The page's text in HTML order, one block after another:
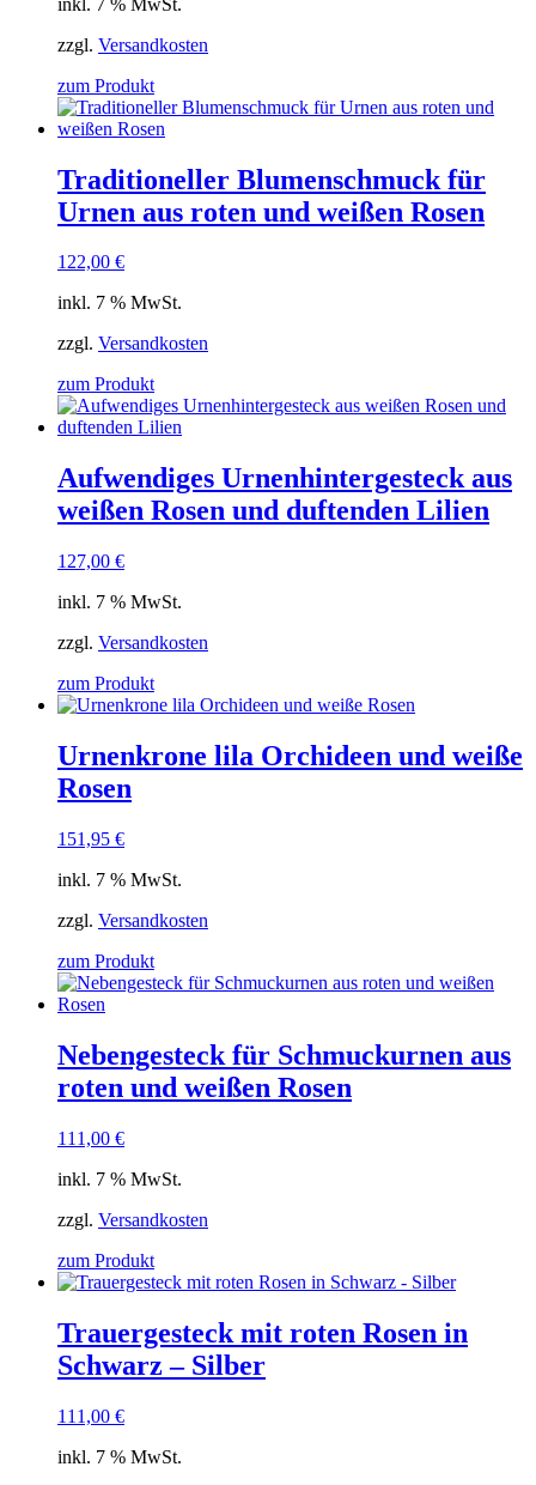
zzgl. Versandkosten
zum Produkt
Traditioneller Blumenschmuck für
Urnen aus roten und weißen Rosen
122,00 €
inkl. 7 % MwSt.
zzgl. Versandkosten
zum Produkt
Aufwendiges Urnenhintergesteck aus
weißen Rosen und duftenden Lilien
127,00 €
inkl. 7 % MwSt.
zzgl. Versandkosten
zum Produkt
Urnenkrone lila Orchideen und weiße
Rosen
151,95 €
inkl. 7 % MwSt.
zzgl. Versandkosten
zum Produkt
Nebengesteck für Schmuckurnen aus
roten und weißen Rosen
111,00 €
inkl. 7 % MwSt.
zzgl. Versandkosten
zum Produkt
Trauergesteck mit roten Rosen in
Schwarz – Silber
111,00 €
inkl. 7 % MwSt.